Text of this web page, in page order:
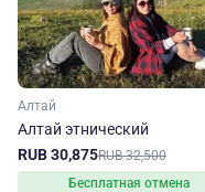
Алтай
Алтай этнический
RUB 30,875RUB 32,500
Бесплатная отмена